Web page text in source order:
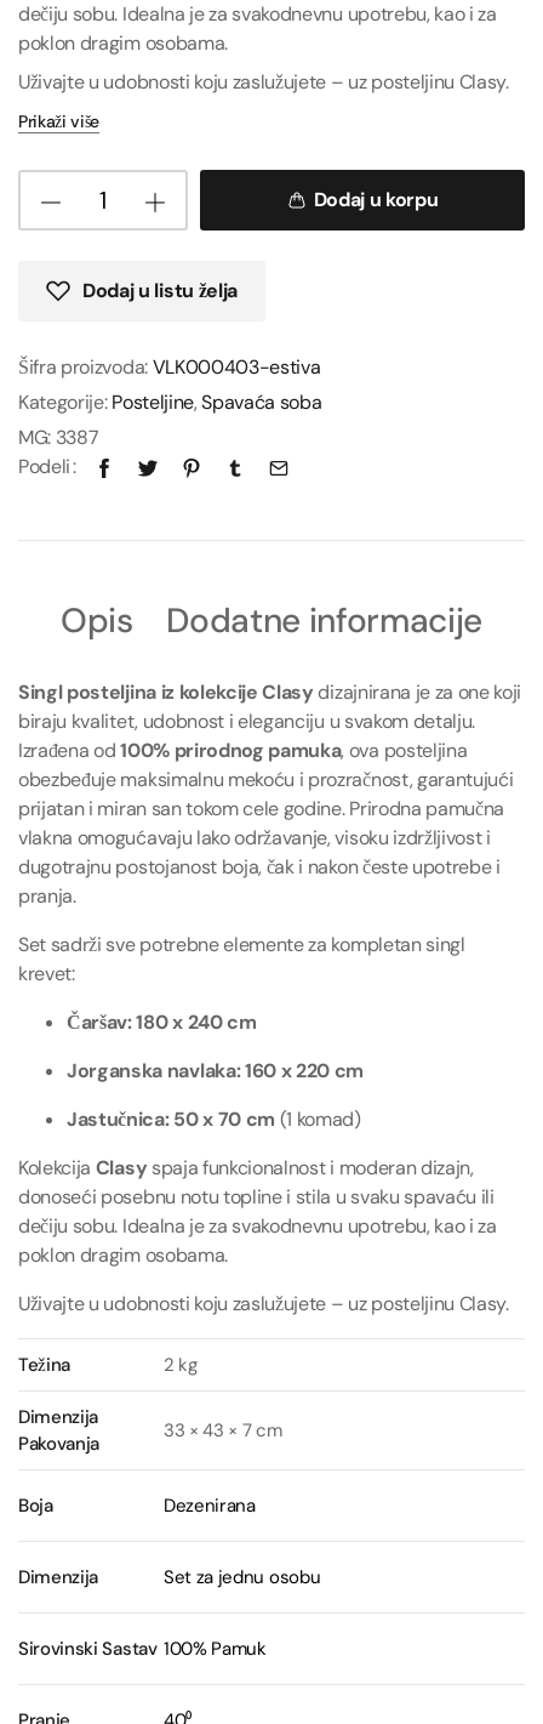
dečiju sobu. Idealna je za svakodnevnu upotrebu, kao i za
poklon dragim osobama.
Uživajte u udobnosti koju zaslužujete – uz posteljinu Clasy.
Prikaži više
Dodaj u korpu
Dodaj u listu želja
Šifra proizvoda:VLK000403-estiva
Kategorije:Posteljine,Spavaća soba
MG: 3387
Podeli
Opis Dodatne informacije
Singl posteljina iz kolekcije Clasydizajnirana je za one koji
biraju kvalitet, udobnost i eleganciju u svakom detalju.
Izrađena od100% prirodnog pamuka, ova posteljina
obezbeđuje maksimalnu mekoću i prozračnost, garantujući
prijatan i miran san tokom cele godine. Prirodna pamučna
vlakna omogućavaju lako održavanje, visoku izdržljivost i
dugotrajnu postojanost boja, čak i nakon česte upotrebe i
pranja.
Set sadrži sve potrebne elemente za kompletan singl
krevet:
Čaršav: 180 x 240 cm
Jorganska navlaka: 160 x 220 cm
Jastučnica: 50 x 70 cm (1 komad)
Kolekcija Clasy spaja funkcionalnost i moderan dizajn,
donoseći posebnu notu topline i stila u svaku spavaću ili
dečiju sobu. Idealna je za svakodnevnu upotrebu, kao i za
poklon dragim osobama.
Uživajte u udobnosti koju zaslužujete – uz posteljinu Clasy.
Težina 2 kg
Dimenzija
Pakovanja
33 × 43 × 7 cm
Boja Dezenirana
Dimenzija Set za jednu osobu
Sirovinski Sastav 100% Pamuk